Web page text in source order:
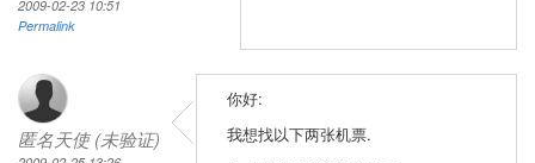
2009-02-23 10:51
Permalink
匿名天使 (未验证)
你好:
我想找以下两张机票.